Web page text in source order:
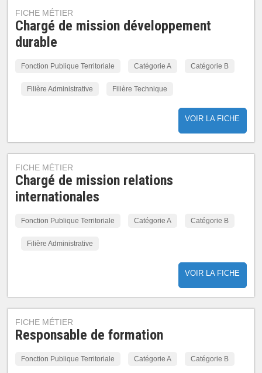
FICHE MÉTIER
Chargé de mission développement
durable
Fonction Publique Territoriale Catégorie A Catégorie B
Filière Administrative Filière Technique
VOIR LA FICHE
FICHE MÉTIER
Chargé de mission relations
internationales
Fonction Publique Territoriale Catégorie A Catégorie B
Filière Administrative
VOIR LA FICHE
FICHE MÉTIER
Responsable de formation
Fonction Publique Territoriale Catégorie A Catégorie B